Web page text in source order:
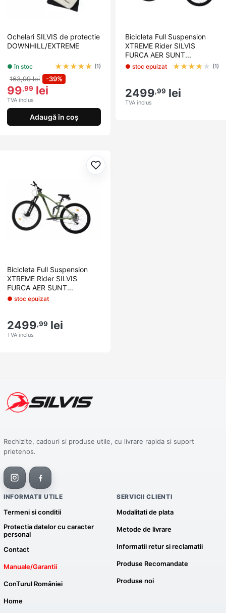
Ochelari SILVIS de protectie
DOWNHILL/EXTREME
● în stoc ★★★★★ (1)
163,99 lei -39%
99,99 lei
TVA inclus
Adaugă în coș
Bicicleta Full Suspension
XTREME Rider SILVIS
FURCA AER SUNT...
● stoc epuizat ★★★★ ★ (1)
2499,99 lei
TVA inclus
Adaugă la favorite
Bicicleta Full Suspension
XTREME Rider SILVIS
FURCA AER SUNT...
● stoc epuizat
2499,99 lei
TVA inclus
Rechizite, cadouri si produse utile, cu livrare rapida si suport
prietenos.
INFORMATII UTILE
Termeni si conditii
Protectia datelor cu caracter
personal
Contact
Manuale/Garantii
ConTurul României
Home
SERVICII CLIENTI
Modalitati de plata
Metode de livrare
Informatii retur si reclamatii
Produse Recomandate
Produse noi